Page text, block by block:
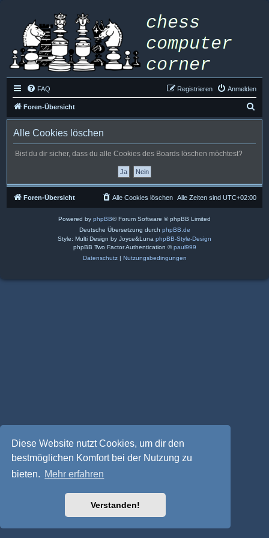
Diese Website nutzt Cookies, um dir den
bestmöglichen Komfort bei der Nutzung zu
bieten. Mehr erfahren
Verstanden!
FAQ Anmelden
Registrieren
Foren-Übersicht
u
Alle Cookies löschen
Bist du dir sicher, dass du alle Cookies des Boards löschen möchtest?
Foren-Übersicht Alle Zeiten sind UTC+02:00
Alle Cookies löschen
Powered by phpBB® Forum Software © phpBB Limited
Deutsche Übersetzung durch phpBB.de
Style: Multi Design by Joyce&Luna phpBB-Style-Design
phpBB Two Factor Authentication ©paul999
Datenschutz| Nutzungsbedingungen